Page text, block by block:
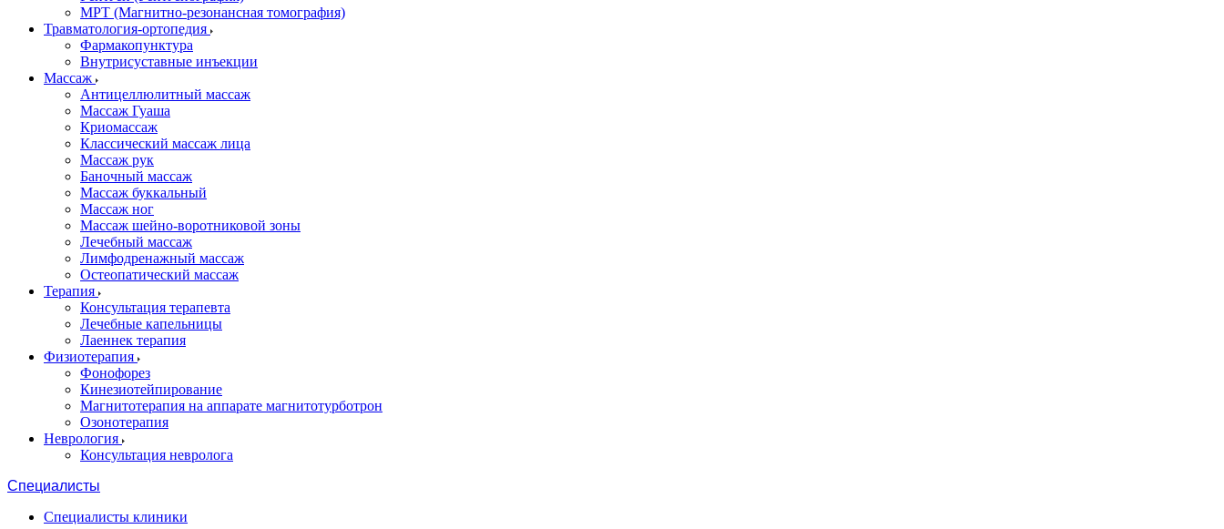
МРТ (Магнитно-резонансная томография)
Травматология-ортопедия
Фармакопунктура
Внутрисуставные инъекции
Массаж
Антицеллюлитный массаж
Массаж Гуаша
Криомассаж
Классический массаж лица
Массаж рук
Баночный массаж
Массаж буккальный
Массаж ног
Массаж шейно-воротниковой зоны
Лечебный массаж
Лимфодренажный массаж
Остеопатический массаж
Терапия
Консультация терапевта
Лечебные капельницы
Лаеннек терапия
Физиотерапия
Фонофорез
Кинезиотейпирование
Магнитотерапия на аппарате магнитотурботрон
Озонотерапия
Неврология
Консультация невролога
Специалисты
Специалисты клиники